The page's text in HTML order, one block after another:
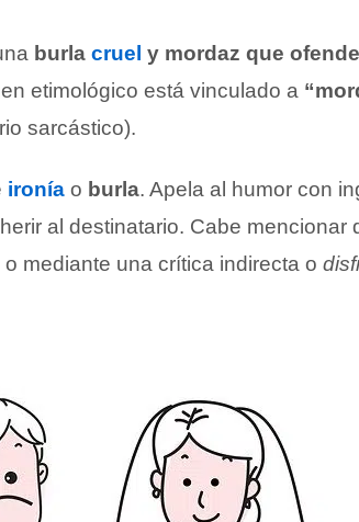
burla cruel y mordaz que
etimológico está vinculado a
sarcástico).
ironía o burla. Apela al humor con
al destinatario. Cabe mencionar
mediante una crítica indirecta o